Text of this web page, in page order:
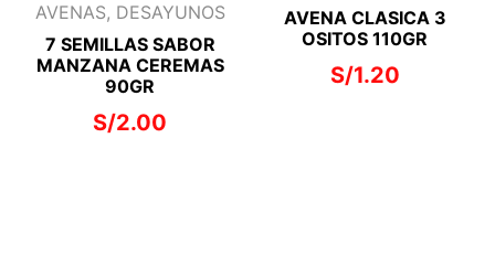
AVENAS, DESAYUNOS
7 SEMILLAS SABOR
MANZANA CEREMAS
90GR
S/2.00
AVENA CLASICA 3
OSITOS 110GR
S/1.20